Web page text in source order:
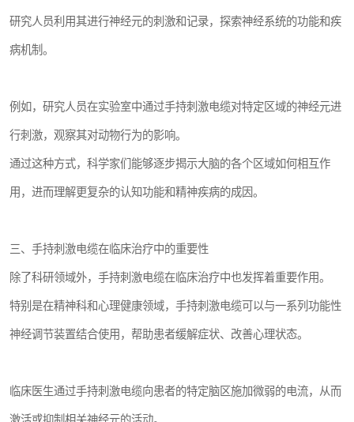
研究人员利用其进行神经元的刺激和记录，探索神经系统的功能和疾
病机制。
例如，研究人员在实验室中通过手持刺激电缆对特定区域的神经元进
行刺激，观察其对动物行为的影响。
通过这种方式，科学家们能够逐步揭示大脑的各个区域如何相互作
用，进而理解更复杂的认知功能和精神疾病的成因。
三、手持刺激电缆在临床治疗中的重要性
除了科研领域外，手持刺激电缆在临床治疗中也发挥着重要作用。
特别是在精神科和心理健康领域，手持刺激电缆可以与一系列功能性
神经调节装置结合使用，帮助患者缓解症状、改善心理状态。
临床医生通过手持刺激电缆向患者的特定脑区施加微弱的电流，从而